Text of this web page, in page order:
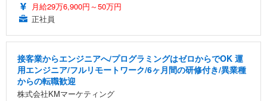
月給29万6,900円～50万円
正社員
接客業からエンジニアへ/プログラミングはゼロからでOK 運
用エンジニア/フルリモートワーク/6ヶ月間の研修付き/異業種
からの転職歓迎
株式会社KMマーケティング